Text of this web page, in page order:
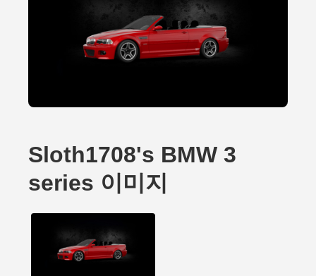
Sloth1708's BMW 3
series 이미지